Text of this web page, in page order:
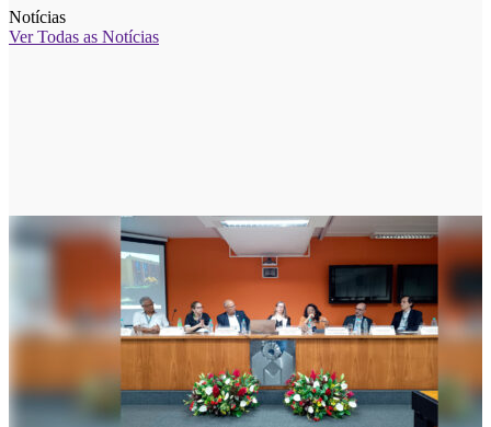
Notícias
Ver Todas as Notícias